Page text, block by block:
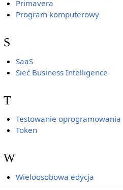
Primavera
Program komputerowy
S
SaaS
Sieć Business Intelligence
T
Testowanie oprogramowania
Token
W
Wieloosobowa edycja